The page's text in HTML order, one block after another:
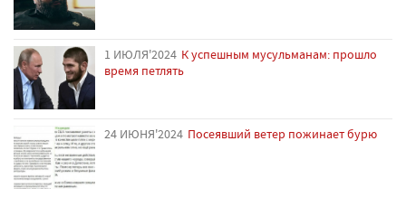
1 ИЮЛЯ'2024 К успешным мусульманам: прошло
время петлять
24 ИЮНЯ'2024 Посеявший ветер пожинает бурю